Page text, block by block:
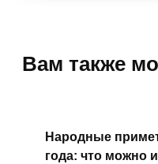
Вам также
Народные
года: что можно